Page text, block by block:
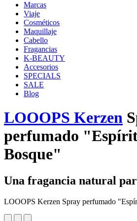
Marcas
Viaje
Cosméticos
Maquillaje
Cabello
Fragancias
K-BEAUTY
Accesorios
SPECIALS
SALE
Blog
LOOOPS Kerzen
perfumado
Bosque"
Una fragancia natural
LOOOPS Kerzen Spray perfumado